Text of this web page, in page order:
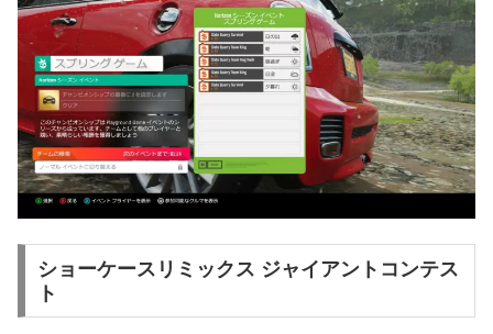
ショーケースリミックス ジャイアントコンテス
ト